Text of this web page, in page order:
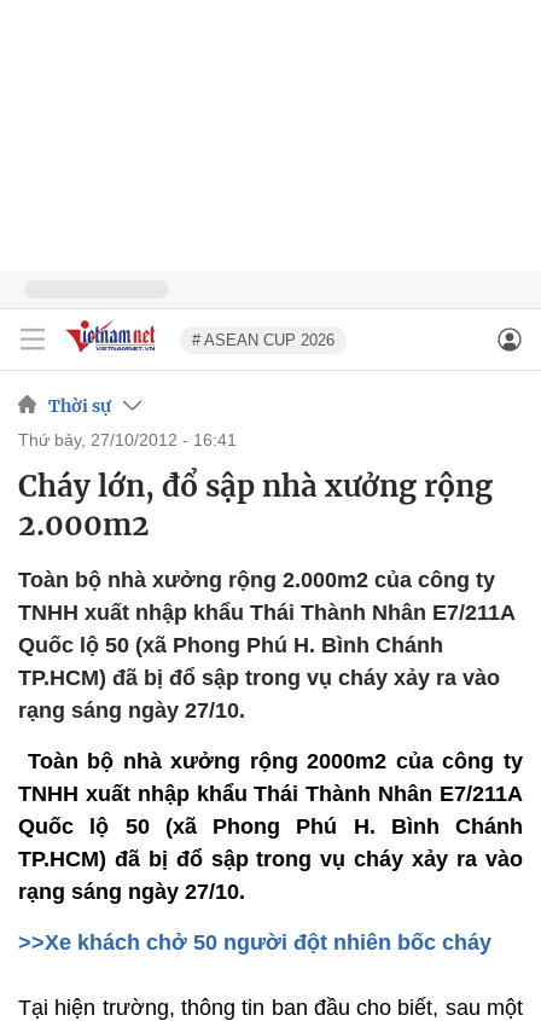
# ASEAN CUP 2026
Thời sự
thứ bảy, 27/10/2012 - 16:41
Cháy lớn, đổ sập nhà xưởng rộng
2.000m2
Toàn bộ nhà xưởng rộng 2.000m2 của công ty
TNHH xuất nhập khẩu Thái Thành Nhân E7/211A
Quốc lộ 50 (xã Phong Phú H. Bình Chánh
TP.HCM) đã bị đổ sập trong vụ cháy xảy ra vào
rạng sáng ngày 27/10.
Toàn bộ nhà xưởng rộng 2000m2 của công ty
TNHH xuất nhập khẩu Thái Thành Nhân E7/211A
Quốc lộ 50 (xã Phong Phú H. Bình Chánh
TP.HCM) đã bị đổ sập trong vụ cháy xảy ra vào
rạng sáng ngày 27/10.
>>Xe khách chở 50 người đột nhiên bốc cháy
Tại hiện trường, thông tin ban đầu cho biết, sau một